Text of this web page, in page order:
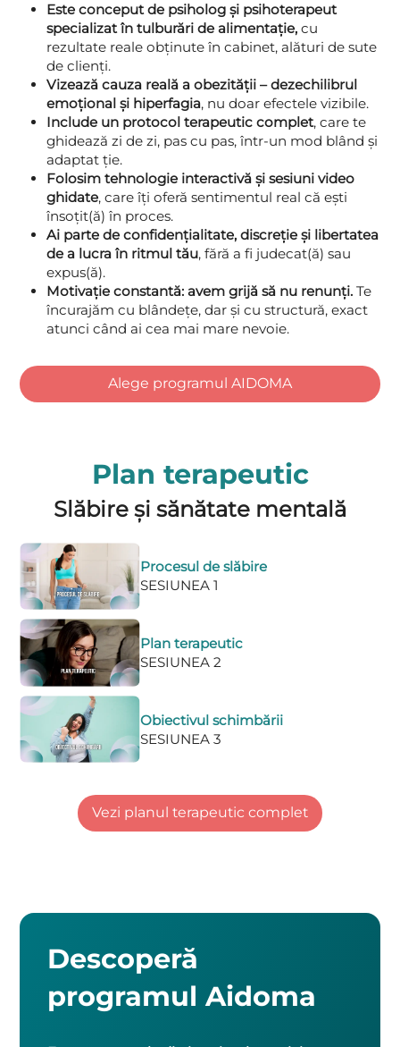
Este conceput de psiholog și psihoterapeut
specializat în tulburări de alimentație,cu
rezultate reale obținute în cabinet, alături de sute
de clienți.
Vizează cauza reală a obezității – dezechilibrul
emoțional și hiperfagia, nu doar efectele vizibile.
Include un protocol terapeutic complet, care te
ghidează zi de zi, pas cu pas, într-un mod blând și
adaptat ție.
Folosim tehnologie interactivă și sesiuni video
ghidate, care îți oferă sentimentul real că ești
însoțit(ă) în proces.
Ai parte de confidențialitate, discreție și libertatea
de a lucra în ritmul tău, fără a fi judecat(ă) sau
expus(ă).
Motivație constantă: avem grijă să nu renunți. Te
încurajăm cu blândețe, dar și cu structură, exact
atunci când ai cea mai mare nevoie.
Alege programul AIDOMA
Plan terapeutic
Slăbire și sănătate mentală
Procesul de slăbire
SESIUNEA 1
Plan terapeutic
SESIUNEA 2
Obiectivul schimbării
SESIUNEA 3
Monitorizarea greutății corporale
SESIUNEA 4
Vezi planul terapeutic complet
Descoperă
programul Aidoma